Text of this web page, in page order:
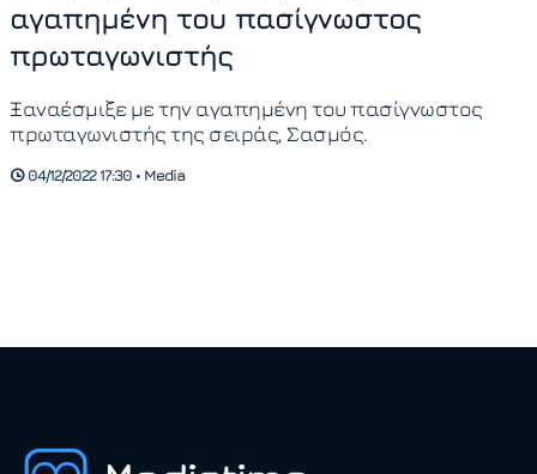
αγαπημένη του πασίγνωστος
πρωταγωνιστής
Ξαναέσμιξε με την αγαπημένη του πασίγνωστος
πρωταγωνιστής της σειράς, Σασμός.
04/12/2022 17:30 • Media